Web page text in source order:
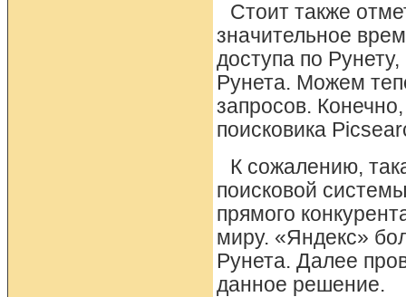
Стоит также
значительное
доступа по
Рунета. Можем
запросов.
поисковика
К сожалению,
поисковой
прямого
миру. «Яндекс»
Рунета. Далее
данное решение.